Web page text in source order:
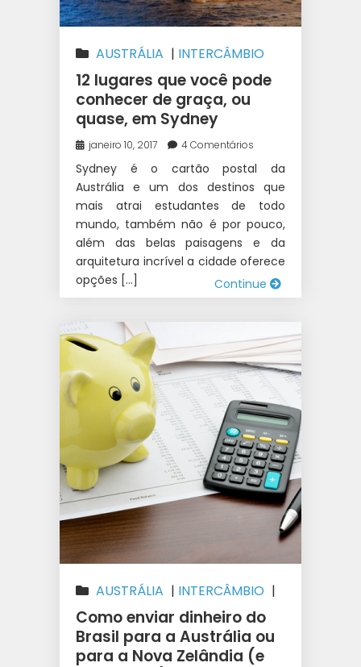
AUSTRÁLIA | INTERCÂMBIO
12 lugares que você pode
conhecer de graça, ou
quase, em Sydney
janeiro 10, 2017 4 Comentários
Sydney é o cartão postal da
Austrália e um dos destinos que
mais atrai estudantes de todo
mundo, também não é por pouco,
além das belas paisagens e da
arquitetura incrível a cidade oferece
opções […]
Continue
AUSTRÁLIA | INTERCÂMBIO |
NOVA ZELÂNDIA
Como enviar dinheiro do
Brasil para a Austrália ou
para a Nova Zelândia (e